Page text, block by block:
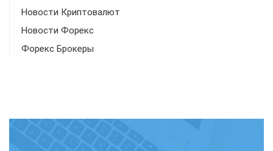
Новости Криптовалют
Новости Форекс
Форекс Брокеры